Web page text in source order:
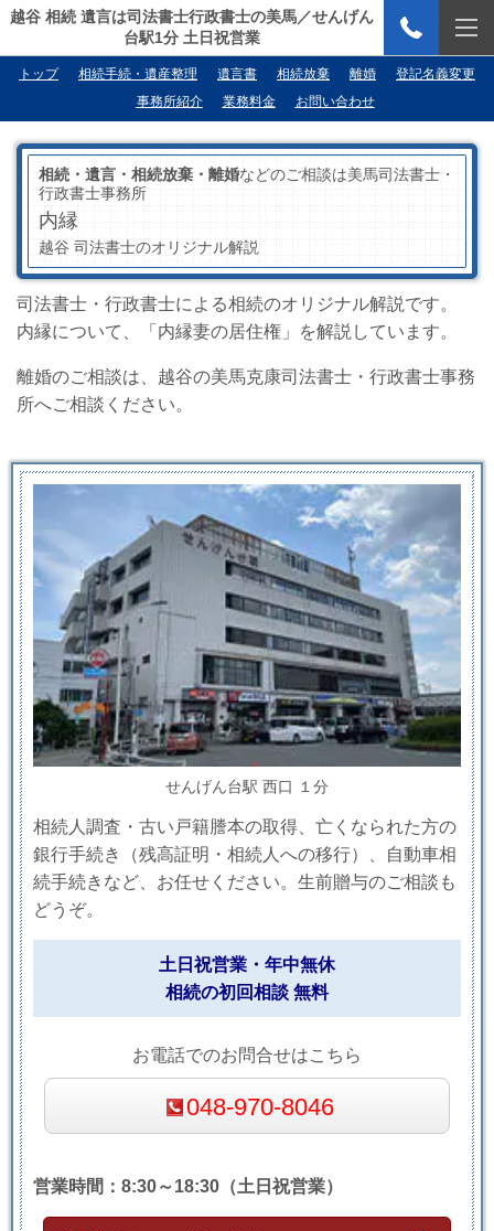
越谷 相続 遺言は司法書士行政書士の美馬／せんげん
台駅1分 土日祝営業
トップ 相続手続・遺産整理 遺言書 相続放棄 離婚
登記名義変更
事務所紹介
業務料金 お問い合わせ
相続・遺言・相続放棄・離婚などのご相談は美馬司法書士・
行政書士事務所
内縁
越谷 司法書士のオリジナル解説
司法書士・行政書士による相続のオリジナル解説です。
内縁について、「内縁妻の居住権」を解説しています。
離婚のご相談は、越谷の美馬克康司法書士・行政書士事務
所へご相談ください。
せんげん台駅 西口 １分
相続人調査・古い戸籍謄本の取得、亡くなられた方の
銀行手続き（残高証明・相続人への移行）、自動車相
続手続きなど、お任せください。生前贈与のご相談も
どうぞ。
土日祝営業・年中無休
相続の初回相談 無料
お電話でのお問合せはこちら
048-970-8046
営業時間：8:30～18:30（土日祝営業）